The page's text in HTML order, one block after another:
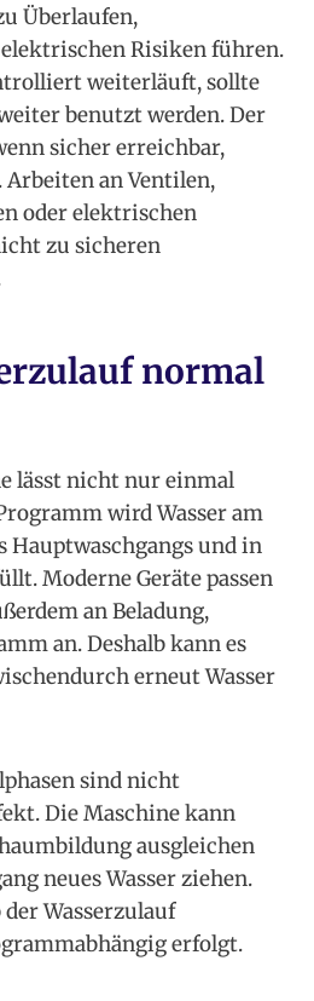
Überlaufen,
elektrischen Risiken führen.
weiterläuft, sollte
benutzt werden. Der
sicher erreichbar,
Arbeiten an Ventilen,
oder elektrischen
zu sicheren
normal
lässt nicht nur einmal
wird Wasser am
Hauptwaschgangs und in
Moderne Geräte passen
an Beladung,
an. Deshalb kann es
erneut Wasser
sind nicht
Die Maschine kann
ausgleichen
neues Wasser ziehen.
Wasserzulauf
erfolgt.